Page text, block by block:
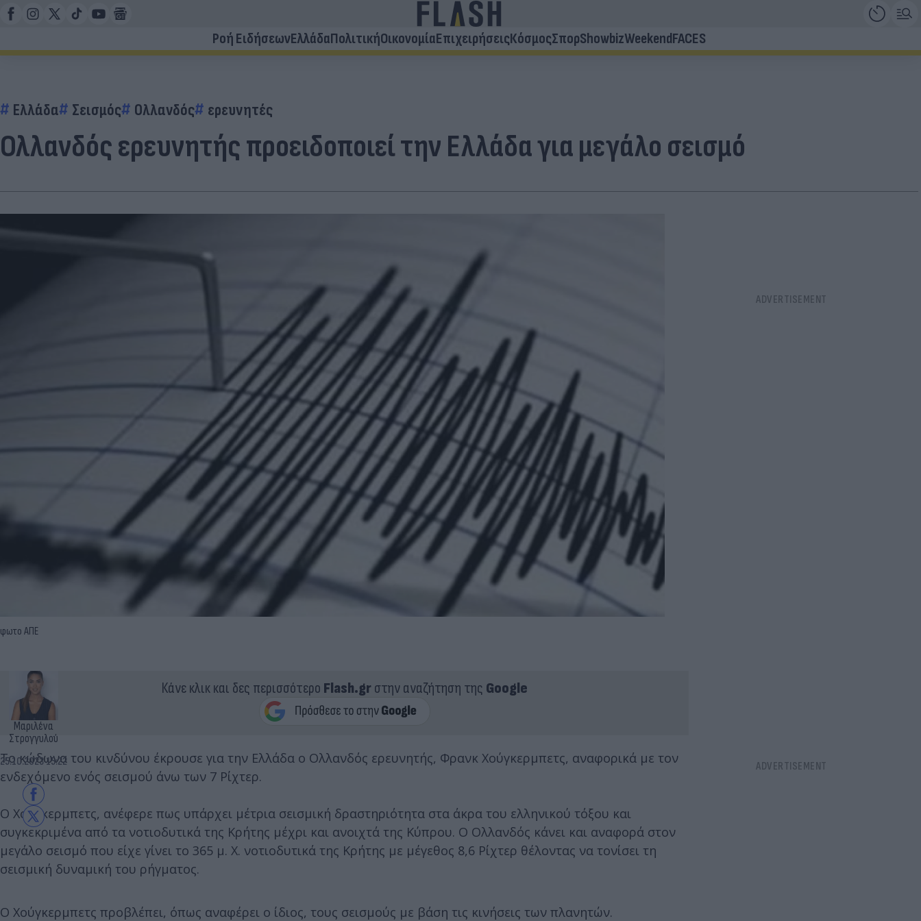
Ροή ΕιδήσεωνΕλλάδαΠολιτικήΟικονομίαΕπιχειρήσειςΚόσμοςΣπορShowbizWeekendFACES
Ελλάδα Σεισμός Ολλανδός ερευνητές
Ολλανδός ερευνητής προειδοποιεί την Ελλάδα για μεγάλο σεισμό
φωτο ΑΠΕ
Μαριλένα
Στρογγυλού
25.10.2023 15:22
Κάνε κλικ και δες περισσότερο Flash.grστην αναζήτηση της Google
Το κώδωνα του κινδύνου έκρουσε για την Ελλάδα ο Ολλανδός ερευνητής, Φρανκ Χούγκερμπετς, αναφορικά με τον
ενδεχόμενο ενός σεισμού άνω των 7 Ρίχτερ.
Ο Χούγκερμπετς, ανέφερε πως υπάρχει μέτρια σεισμική δραστηριότητα στα άκρα του ελληνικού τόξου και
συγκεκριμένα από τα νοτιοδυτικά της Κρήτης μέχρι και ανοιχτά της Κύπρου. Ο Ολλανδός κάνει και αναφορά στον
μεγάλο σεισμό που είχε γίνει το 365 μ. Χ. νοτιοδυτικά της Κρήτης με μέγεθος 8,6 Ρίχτερ θέλοντας να τονίσει τη
σεισμική δυναμική του ρήγματος.
Ο Χούγκερμπετς προβλέπει, όπως αναφέρει ο ίδιος, τους σεισμούς με βάση τις κινήσεις των πλανητών.